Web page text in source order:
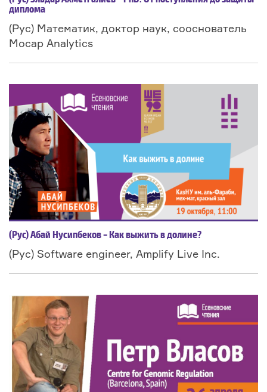
диплома
(Рус) Математик, доктор наук, сооснователь
Mocap Analytics
(Рус) Абай Нусипбеков – Как выжить в долине?
(Рус) Software engineer, Amplify Live Inc.